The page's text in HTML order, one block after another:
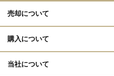
売却について
購入について
当社について